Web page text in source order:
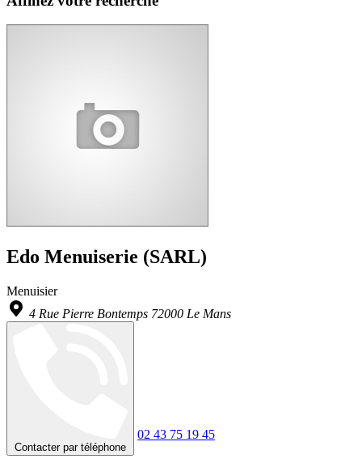
Edo Menuiserie (SARL)
Menuisier
4 Rue Pierre Bontemps 72000 Le Mans
Contacter par téléphone
02 43 75 19 45